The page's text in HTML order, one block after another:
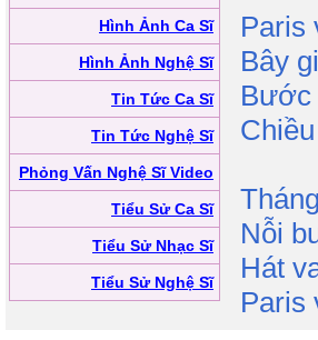
Hình Ảnh Ca Sĩ
Hình Ảnh Nghệ Sĩ
Tin Tức Ca Sĩ
Tin Tức Nghệ Sĩ
Phỏng Vấn Nghệ Sĩ Video
Tiểu Sử Ca Sĩ
Tiểu Sử Nhạc Sĩ
Tiểu Sử Nghệ Sĩ
Paris
Bây
Bước
Nỗi
Hát
Paris